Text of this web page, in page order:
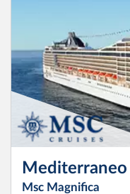
Mediterraneo
Msc Magnifica